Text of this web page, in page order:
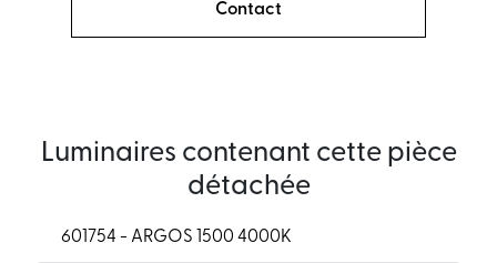
Contact
Luminaires contenant cette pièce
détachée
601754 - ARGOS 1500 4000K